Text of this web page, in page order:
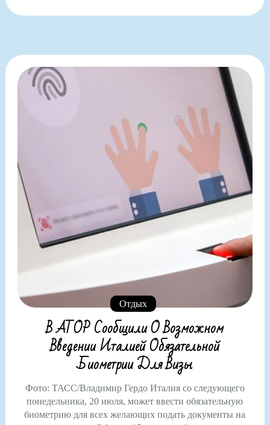
Отдых
В АТОР Сообщили О Возможном
Введении Италией Обязательной
Биометрии Для Визы
Фото: ТАСС/Владимир Гердо Италия со следующего
понедельника, 20 июля, может ввести обязательную
биометрию для всех желающих подать документы на